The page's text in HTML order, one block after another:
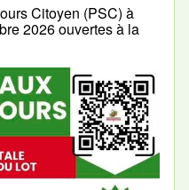
Citoyen (PSC) à
2026 ouvertes à la